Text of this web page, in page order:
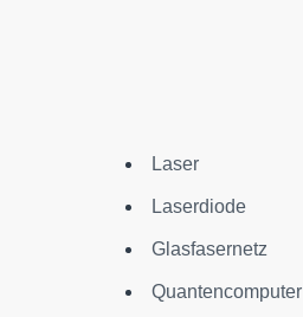
Laser
Laserdiode
Glasfasernetz
Quantencomputer